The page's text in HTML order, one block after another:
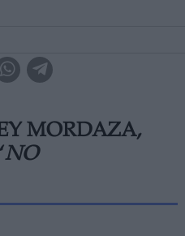
MORDAZA,
NO